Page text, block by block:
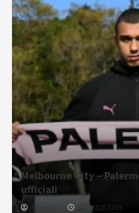
Melbourne City –
ufficiali
07/08/2026 12:03